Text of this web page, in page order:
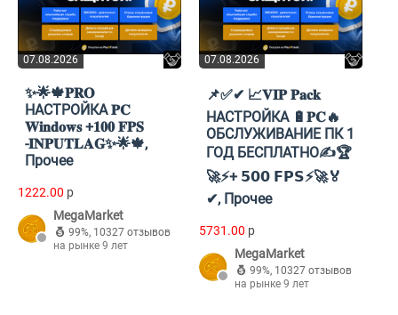
07.08.2026
✨🌟🍁𝐏𝐑𝐎
НАСТРОЙКА 𝐏𝐂
𝐖𝐢𝐧𝐝𝐨𝐰𝐬 +𝟏𝟎𝟎 𝐅𝐏𝐒
-𝐈𝐍𝐏𝐔𝐓𝐋𝐀𝐆✨🌟🍁,
Прочее
1222.00 p
MegaMarket
99%, 10327 отзывов
на рынке 9 лет
07.08.2026
📌✅✔ 📈𝐕𝐈𝐏 𝐏𝐚𝐜𝐤
НАСТРОЙКА 🔋𝐏𝐂🔥
ОБСЛУЖИВАНИЕ ПК 1
ГОД БЕСПЛАТНО✍🏆
🚀⚡+ 𝟱𝟬𝟬 𝗙𝗣𝗦⚡🚀🏅
✔, Прочее
5731.00 p
MegaMarket
99%, 10327 отзывов
на рынке 9 лет